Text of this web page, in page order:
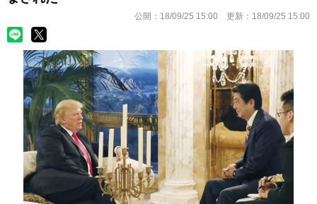
公開： 18/09/25 15:00 更新： 18/09/25 15:00